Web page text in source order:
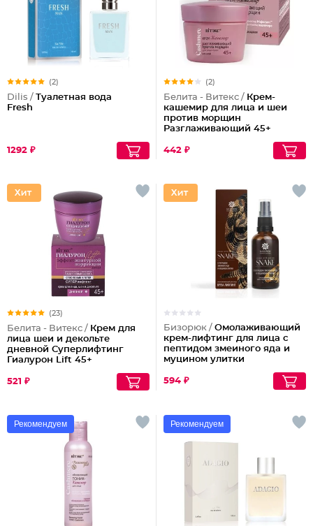
(2)
Dilis / Туалетная вода
Fresh
1292 ₽
(2)
Белита - Витекс / Крем-
кашемир для лица и шеи
против морщин
Разглаживающий 45+
442 ₽
(23)
Белита - Витекс / Крем для
лица шеи и декольте
дневной Суперлифтинг
Гиалурон Lift 45+
521 ₽
Бизорюк / Омолаживающий
крем-лифтинг для лица с
пептидом змеиного яда и
муцином улитки
594 ₽
Рекомендуем Рекомендуем